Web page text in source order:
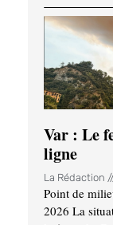
Var : Le
ligne
La Rédaction
Point de
2026 La